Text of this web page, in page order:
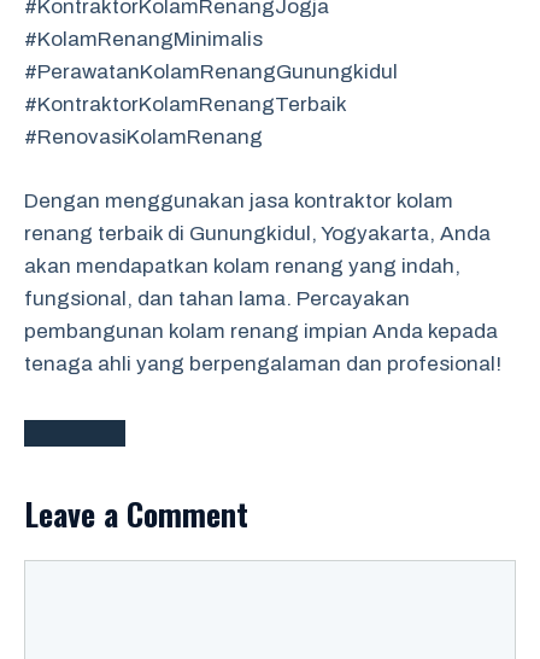
#KontraktorKolamRenangJogja
#KolamRenangMinimalis
#PerawatanKolamRenangGunungkidul
#KontraktorKolamRenangTerbaik
#RenovasiKolamRenang
Dengan menggunakan jasa kontraktor kolam
renang terbaik di Gunungkidul, Yogyakarta, Anda
akan mendapatkan kolam renang yang indah,
fungsional, dan tahan lama. Percayakan
pembangunan kolam renang impian Anda kepada
tenaga ahli yang berpengalaman dan profesional!
Leave a Comment